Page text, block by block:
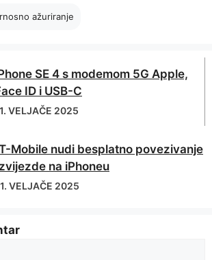
ažuriranje
SE 4 s modemom 5G Apple,
ID i USB-C
VELJAČE 2025
Mobile nudi besplatno povezivanje
zvijezde na iPhoneu
VELJAČE 2025